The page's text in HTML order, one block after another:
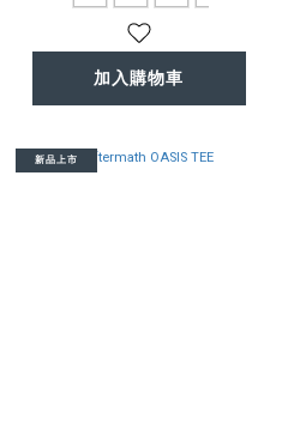
加入購物車
新品上市